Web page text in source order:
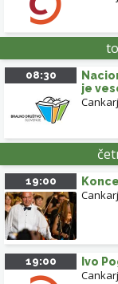
08:30
je
19:00
19:00 Ivo